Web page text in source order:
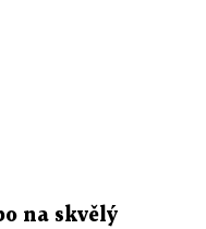
na skvělý